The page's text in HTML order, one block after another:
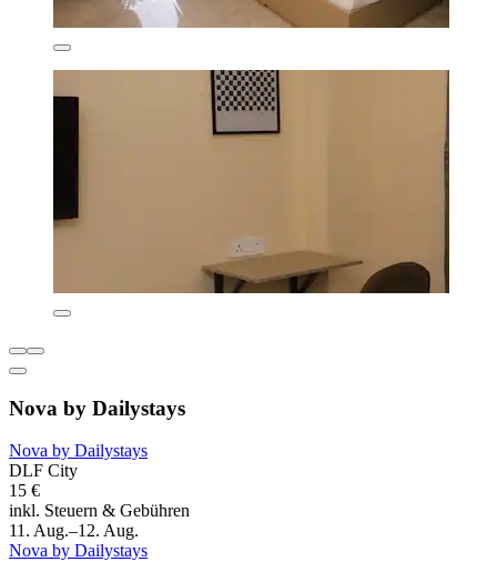
Nova by Dailystays
Nova by Dailystays
DLF City
15 €
inkl. Steuern & Gebühren
11. Aug.–12. Aug.
Nova by Dailystays